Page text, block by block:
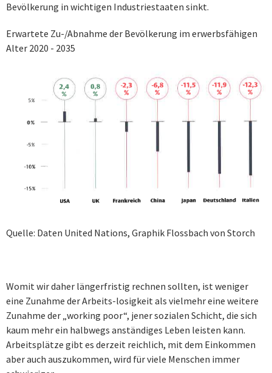
Bevölkerung in wichtigen Industriestaaten sinkt.
Erwartete Zu-/Abnahme der Bevölkerung im erwerbsfähigen
Alter 2020 - 2035
Quelle: Daten United Nations, Graphik Flossbach von Storch
Womit wir daher längerfristig rechnen sollten, ist weniger
eine Zunahme der Arbeits-losigkeit als vielmehr eine weitere
Zunahme der „working poor“, jener sozialen Schicht, die sich
kaum mehr ein halbwegs anständiges Leben leisten kann.
Arbeitsplätze gibt es derzeit reichlich, mit dem Einkommen
aber auch auszukommen, wird für viele Menschen immer